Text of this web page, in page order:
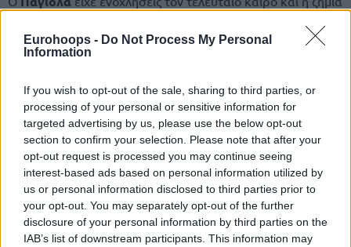
Eurohoops - Do Not Process My Personal
Information
If you wish to opt-out of the sale, sharing to third parties, or
processing of your personal or sensitive information for
targeted advertising by us, please use the below opt-out
section to confirm your selection. Please note that after your
opt-out request is processed you may continue seeing
interest-based ads based on personal information utilized by
us or personal information disclosed to third parties prior to
your opt-out. You may separately opt-out of the further
disclosure of your personal information by third parties on the
IAB’s list of downstream participants. This information may
υποβλήθηκε, ενώ σε 24 ματς στη φετινήΕυρωλίγκα
, έχει
μέσο όρο 4 πόντους, 2,7 ριμπάουντ και 4,2 ασίστ ανά
TI ASPETTIAMO PRESTO IN CAMPO CAPITANO
🤍🖤 pic.twitter.com/QwpoqkXSO0
— Virtus Bologna (@VirtusBo)February 2, 2026